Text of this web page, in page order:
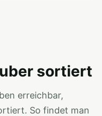
sortiert
erreichbar,
So findet man